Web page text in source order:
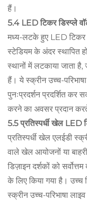
हैं।
5.4 LED टिकर डिस्प्ले
मध्य-लटके हुए LED टिकर
स्टेडियम के अंदर स्थापित
स्थानों में लटकाया जाता
हैं। ये स्क्रीन उच्च-
पुनःप्रदर्शन प्रदर्शित कर
करने का अवसर प्रदान
5.5 प्रतिस्पर्धी खेल LED
प्रतिस्पर्धी खेल एलईडी
वाले खेल आयोजनों या
डिज़ाइन दर्शकों को
के लिए किया गया है।
स्क्रीन उच्च-परिभाषा